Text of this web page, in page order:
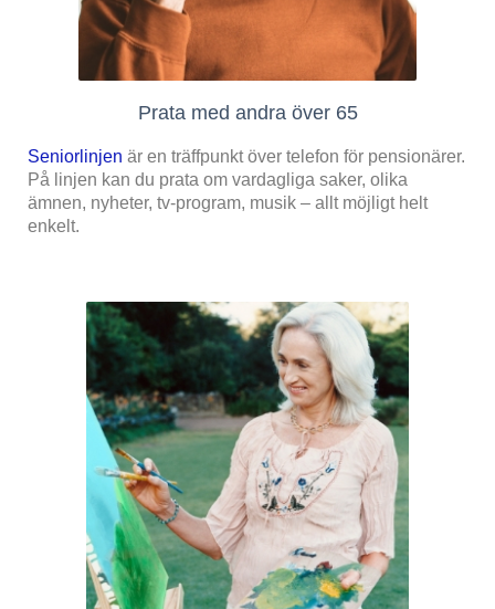
Prata med andra över 65
Seniorlinjen är en träffpunkt över telefon för pensionärer.
På linjen kan du prata om vardagliga saker, olika
ämnen, nyheter, tv-program, musik – allt möjligt helt
enkelt.